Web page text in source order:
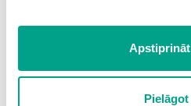
Spiežot uz pogas “Apstiprināt
sīkdatnēm, kas atrodas šajā
trešo pušu mārketinga
vietnē, izņemot
izmantošanai nav
Pielāgot
Tulpes, narcises, krokusi,